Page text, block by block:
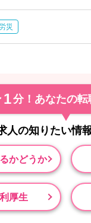
災
1分！あなたの転
人の知りたい情
かどうか
厚生